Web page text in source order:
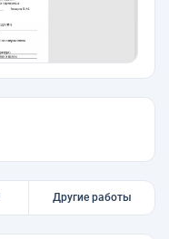
Другие работы